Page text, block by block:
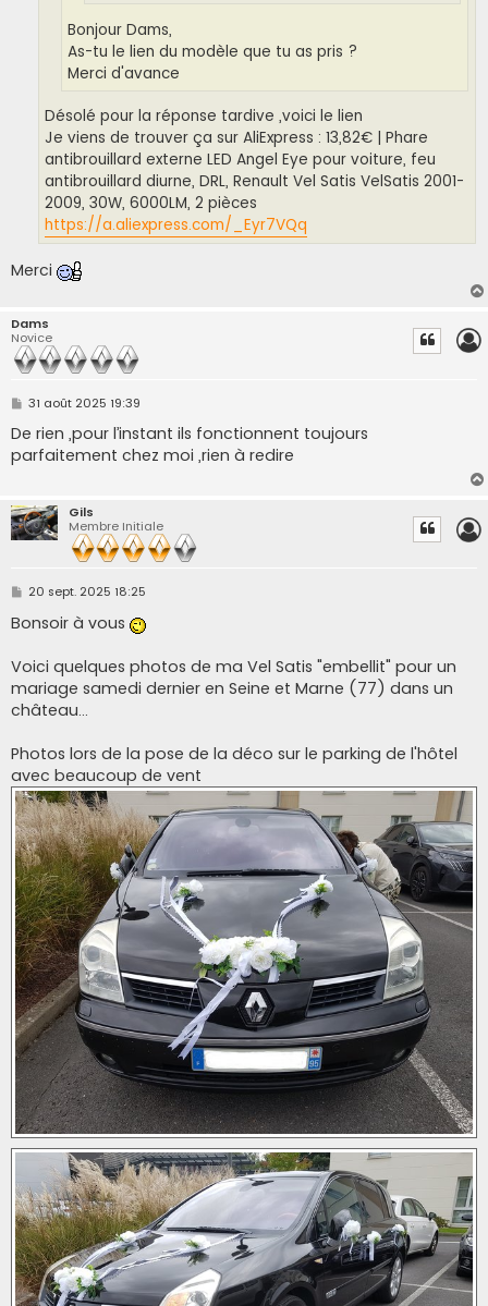
Bonjour Dams,
As-tu le lien du modèle que tu as pris ?
Merci d'avance
Désolé pour la réponse tardive ,voici le lien
Je viens de trouver ça sur AliExpress : 13,82€ | Phare
antibrouillard externe LED Angel Eye pour voiture, feu
antibrouillard diurne, DRL, Renault Vel Satis VelSatis 2001-
2009, 30W, 6000LM, 2 pièces
https://a.aliexpress.com/_Eyr7VQq
Merci
Dams
Novice
M
s
s
a
31 août 2025 19:39
De rien ,pour l’instant ils fonctionnent toujours
parfaitement chez moi ,rien à redire
Gils
Membre Initiale
M
s
s
g
e
20 sept. 2025 18:25
Bonsoir à vous
Voici quelques photos de ma Vel Satis "embellit" pour un
mariage samedi dernier en Seine et Marne (77) dans un
château...
Photos lors de la pose de la déco sur le parking de l'hôtel
avec beaucoup de vent